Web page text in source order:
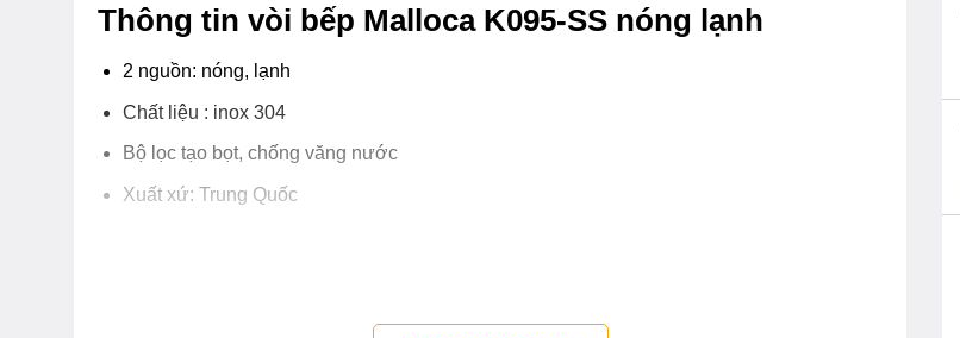
Thông tin vòi bếp Malloca K095-SS nóng lạnh
2 nguồn: nóng, lạnh
Chất liệu : inox 304
Bộ lọc tạo bọt, chống văng nước
Xuất xứ: Trung Quốc